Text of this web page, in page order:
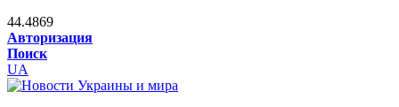
44.4869
Авторизация
Поиск
UA